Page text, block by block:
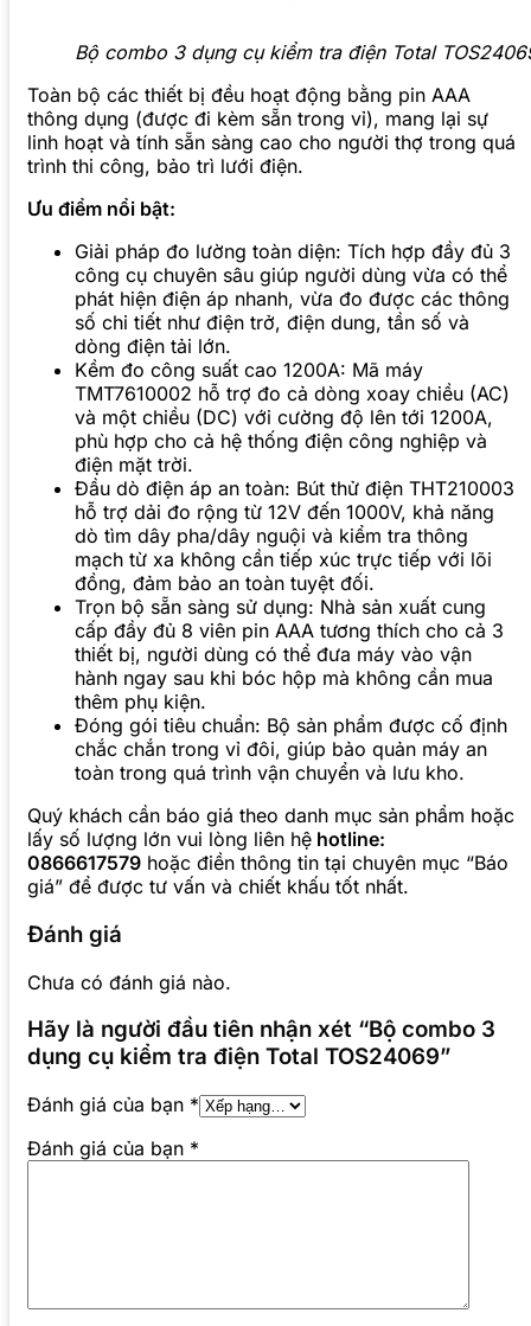
Bộ combo 3 dụng cụ kiểm tra điện Total
Toàn bộ các thiết bị đều hoạt động bằng pin AAA
thông dụng (được đi kèm sẵn trong vỉ), mang lại sự
linh hoạt và tính sẵn sàng cao cho người thợ trong quá
trình thi công, bảo trì lưới điện.
Ưu điểm nổi bật:
Giải pháp đo lường toàn diện: Tích hợp đầy đủ 3
công cụ chuyên sâu giúp người dùng vừa có thể
phát hiện điện áp nhanh, vừa đo được các thông
số chi tiết như điện trở, điện dung, tần số và
dòng điện tải lớn.
Kềm đo công suất cao 1200A: Mã máy
TMT7610002 hỗ trợ đo cả dòng xoay chiều (AC)
và một chiều (DC) với cường độ lên tới 1200A,
phù hợp cho cả hệ thống điện công nghiệp và
điện mặt trời.
Đầu dò điện áp an toàn: Bút thử điện THT210003
hỗ trợ dải đo rộng từ 12V đến 1000V, khả năng
dò tìm dây pha/dây nguội và kiểm tra thông
mạch từ xa không cần tiếp xúc trực tiếp với lõi
đồng, đảm bảo an toàn tuyệt đối.
Trọn bộ sẵn sàng sử dụng: Nhà sản xuất cung
cấp đầy đủ 8 viên pin AAA tương thích cho cả 3
thiết bị, người dùng có thể đưa máy vào vận
hành ngay sau khi bóc hộp mà không cần mua
thêm phụ kiện.
Đóng gói tiêu chuẩn: Bộ sản phẩm được cố định
chắc chắn trong vỉ đôi, giúp bảo quản máy an
toàn trong quá trình vận chuyển và lưu kho.
Quý khách cần báo giá theo danh mục sản phẩm hoặc
lấy số lượng lớn vui lòng liên hệ hotline:
0866617579 hoặc điền thông tin tại chuyên mục “Báo
giá” để được tư vấn và chiết khấu tốt nhất.
Đánh giá
Chưa có đánh giá nào.
Hãy là người đầu tiên nhận xét “Bộ combo 3
dụng cụ kiểm tra điện Total TOS24069”
Đánh giá của bạn *
Đánh giá của bạn *